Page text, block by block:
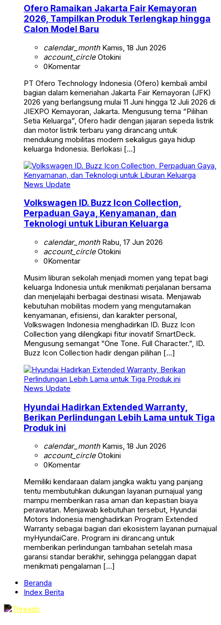
Ofero Ramaikan Jakarta Fair Kemayoran
2026, Tampilkan Produk Terlengkap hingga
Calon Model Baru
calendar_monthKamis, 18 Jun 2026
account_circleOtokini
0Komentar
PT Ofero Technology Indonesia (Ofero) kembali ambil
bagian dalam kemeriahan Jakarta Fair Kemayoran (JFK)
2026 yang berlangsung mulai 11 Juni hingga 12 Juli 2026 di
JIEXPO Kemayoran, Jakarta. Mengusung tema “Pilihan
Setia Keluarga”, Ofero hadir dengan jajaran sepeda listrik
dan motor listrik terbaru yang dirancang untuk
mendukung mobilitas modern sekaligus gaya hidup
keluarga Indonesia. Berlokasi […]
News Update
Volkswagen ID. Buzz Icon Collection,
Perpaduan Gaya, Kenyamanan, dan
Teknologi untuk Liburan Keluarga
calendar_monthRabu, 17 Jun 2026
account_circleOtokini
0Komentar
Musim liburan sekolah menjadi momen yang tepat bagi
keluarga Indonesia untuk menikmati perjalanan bersama
dan menjelajahi berbagai destinasi wisata. Menjawab
kebutuhan mobilitas modern yang mengutamakan
kenyamanan, efisiensi, dan karakter personal,
Volkswagen Indonesia menghadirkan ID. Buzz Icon
Collection yang dilengkapi fitur inovatif SmartDeck.
Mengusung semangat “One Tone. Full Character.”, ID.
Buzz Icon Collection hadir dengan pilihan […]
News Update
Hyundai Hadirkan Extended Warranty,
Berikan Perlindungan Lebih Lama untuk Tiga
Produk ini
calendar_monthKamis, 18 Jun 2026
account_circleOtokini
0Komentar
Memiliki kendaraan dalam jangka waktu yang panjang
tentu membutuhkan dukungan layanan purnajual yang
mampu memberikan rasa aman dan kepastian biaya
perawatan. Menjawab kebutuhan tersebut, Hyundai
Motors Indonesia menghadirkan Program Extended
Warranty sebagai bagian dari ekosistem layanan purnajual
myHyundaiCare. Program ini dirancang untuk
memberikan perlindungan tambahan setelah masa
garansi standar berakhir, sehingga pelanggan dapat
menikmati pengalaman […]
Beranda
Index Berita